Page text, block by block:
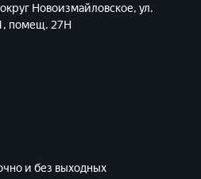
Новоизмайловское, ул.
помещ. 27Н
и без выходных